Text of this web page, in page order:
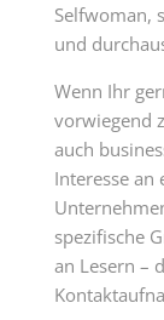
Selfwoman,
und
Wenn Ihr
vorwiegend
auch
Interesse an
spezifische
an Lesern –